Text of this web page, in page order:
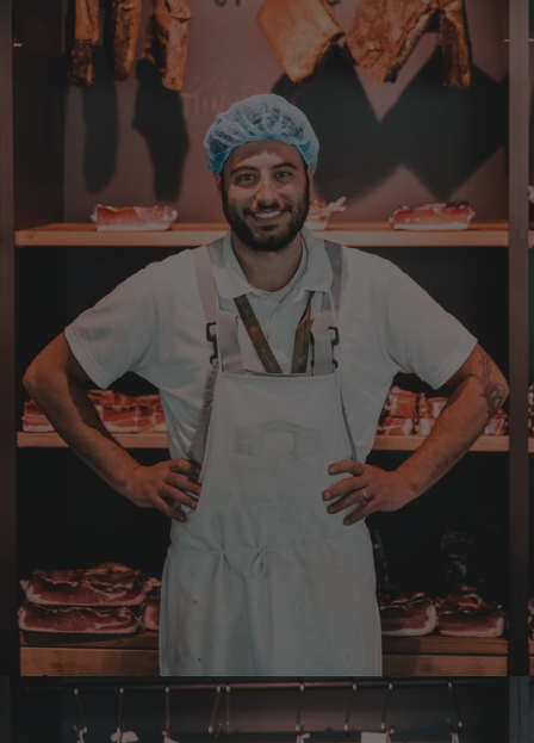
werde wieder bestellen....bin sehr zufrieden
4.8.2026
Verifizierter Kunde
Die Qualität ist super und der Geschmack ist
wie in den Dolomieten.
4.8.2026
Verifizierter Kunde
Über die Produkte brauchen wir nicht zu
diskutieren, soweit schon probiert alles
Spitze. Der einzige Wermutstropfen ist die
Zustellung durch GLS. Dieses
Transportunternehmen ist das
unzuverlässigste das es gibt. Die liefern
Pakete die an Privatadressen gesandt
werden meistens zu Abholstationen. Es hat
mir Mühe gekostet das Paket wenigstens an
die Haustüre abgestellt zu bekommen. Bei
eventueller Wiederbestellung werde ich Sie
ersuchen , die Post in Anspruch zu nehmen.
Da wäre ich auch bereit die Transportkosten
zu tragen. Mit freundlichen Grüßen Jörg
Markus